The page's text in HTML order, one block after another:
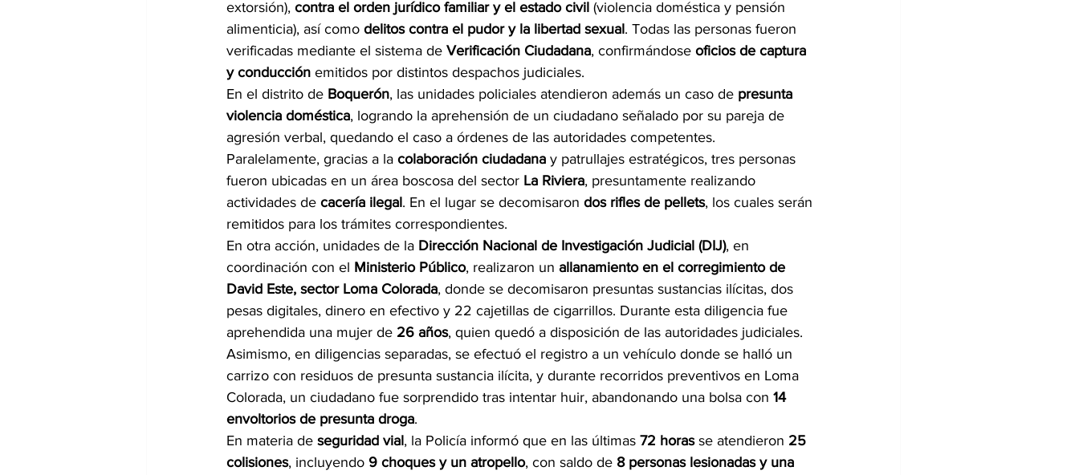
extorsión), contra el orden jurídico familiar y el estado civil (violencia doméstica y pensión
alimenticia), así como delitos contra el pudor y la libertad sexual. Todas las personas fueron
verificadas mediante el sistema de Verificación Ciudadana, confirmándose oficios de captura
y conducción emitidos por distintos despachos judiciales.
En el distrito de Boquerón, las unidades policiales atendieron además un caso de presunta
violencia doméstica, logrando la aprehensión de un ciudadano señalado por su pareja de
agresión verbal, quedando el caso a órdenes de las autoridades competentes.
Paralelamente, gracias a la colaboración ciudadana y patrullajes estratégicos, tres personas
fueron ubicadas en un área boscosa del sector La Riviera, presuntamente realizando
actividades de cacería ilegal. En el lugar se decomisaron dos rifles de pellets, los cuales serán
remitidos para los trámites correspondientes.
En otra acción, unidades de la Dirección Nacional de Investigación Judicial (DIJ), en
coordinación con el Ministerio Público, realizaron un allanamiento en el corregimiento de
David Este, sector Loma Colorada, donde se decomisaron presuntas sustancias ilícitas, dos
pesas digitales, dinero en efectivo y 22 cajetillas de cigarrillos. Durante esta diligencia fue
aprehendida una mujer de 26 años, quien quedó a disposición de las autoridades judiciales.
Asimismo, en diligencias separadas, se efectuó el registro a un vehículo donde se halló un
carrizo con residuos de presunta sustancia ilícita, y durante recorridos preventivos en Loma
Colorada, un ciudadano fue sorprendido tras intentar huir, abandonando una bolsa con 14
envoltorios de presunta droga.
En materia de seguridad vial, la Policía informó que en las últimas 72 horas se atendieron 25
colisiones, incluyendo 9 choques y un atropello, con saldo de 8 personas lesionadas y una